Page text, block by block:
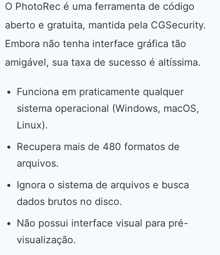
O PhotoRec é uma ferramenta de código
aberto e gratuita, mantida pela CGSecurity.
Embora não tenha interface gráfica tão
amigável, sua taxa de sucesso é altíssima.
Funciona em praticamente qualquer
sistema operacional (Windows, macOS,
Linux).
Recupera mais de 480 formatos de
arquivos.
Ignora o sistema de arquivos e busca
dados brutos no disco.
Não possui interface visual para pré-
visualização.